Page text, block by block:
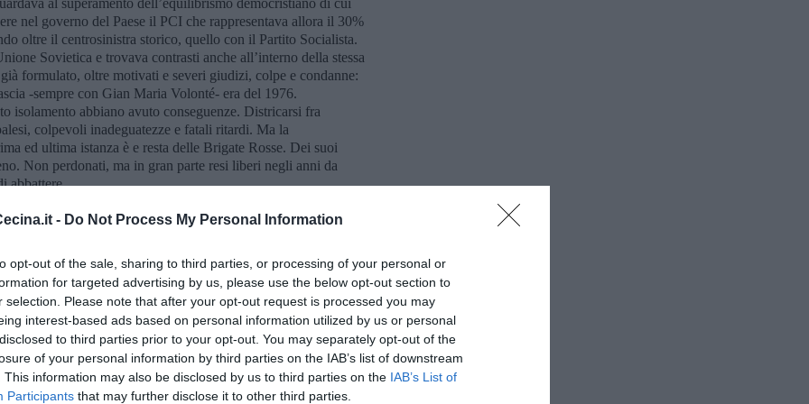
- Do Not Process My Personal Information
opt-out of the sale, sharing to third parties, or processing of your personal or
for targeted advertising by us, please use the below opt-out section to
selection. Please note that after your opt-out request is processed you may
interest-based ads based on personal information utilized by us or personal
to third parties prior to your opt-out. You may separately opt-out of the
of your personal information by third parties on the IAB’s list of downstream
This information may also be disclosed by us to third parties on the IAB’s List of
Participants that may further disclose it to other third parties.
nel governo del Paese il PCI che rappresentava allora il 30%
oltre il centrosinistra storico, quello con il Partito Socialista.
Sovietica e trovava contrasti anche all’interno della stessa
formulato, oltre motivati e severi giudizi, colpe e condanne:
-sempre con Gian Maria Volonté- era del 1976.
isolamento abbiano avuto conseguenze. Districarsi fra
colpevoli inadeguatezze e fatali ritardi. Ma la
ed ultima istanza è e resta delle Brigate Rosse. Dei suoi
Non perdonati, ma in gran parte resi liberi negli anni da
abbattere.
sono più come allora. Lo sento da persona libera nel
un’autobiografia un po’ vera, un po’ inventata, un po’
storico mi aveva fornito un documento che risaliva il mio
tratto un racconto sui miei modesti antenati e sulla progenie
Appunto. Con il passato me l’ero cavata con superficiale
è lontano. Invece nel presente mi sono perso.Lost in the
difficile starne fuori con giudizio. E proprio la vicenda di Moro
Alla fine avevo immaginato lo svolgimento della
ufficiale Moro era stato ucciso, con tutto quello che
invece Moro era sopravvissuto: il giorno dell’attentato si
percorso un itinerario inconsueto, una scorciatoia, per